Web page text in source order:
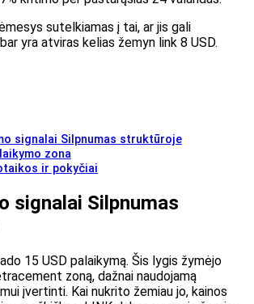
sutelkiamas į tai, ar jis gali
yra atviras kelias žemyn link 8 USD.
signalai Silpnumas struktūroje
zona
ir pokyčiai
signalai Silpnumas
15 USD palaikymą. Šis lygis žymėjo
zoną, dažnai naudojamą
įvertinti. Kai nukrito žemiau jo, kainos